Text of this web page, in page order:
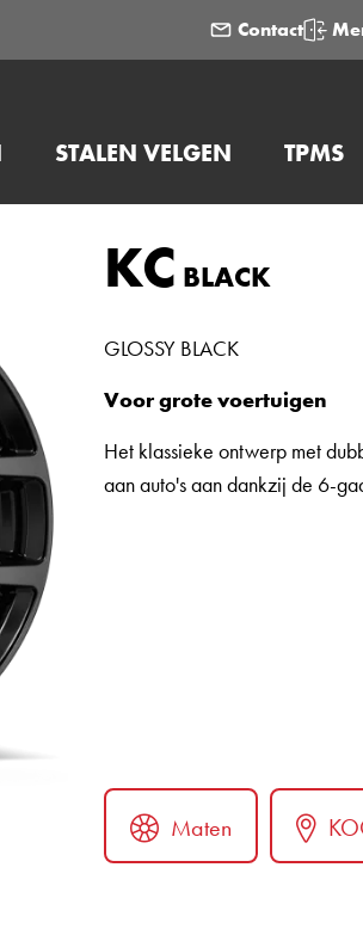
Contact
STALEN VELGEN TPMS
KC BLACK
GLOSSY BLACK
Voor grote voertuigen
Het klassieke ontwerp met
aan auto's aan dankzij de 6-
Maten